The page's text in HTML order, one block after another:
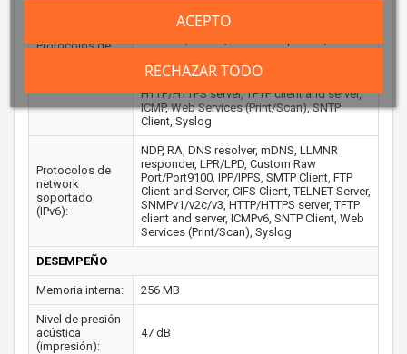
Protocolos de
WINS/ NetBIOS name resolution, DNS
Client, IPP/IPPS, FTP Client and Server, CIFS
Client, TELNET Server, SNMPv1/v2c/v3,
HTTP/HTTPS server, TFTP client and server,
ICMP, Web Services (Print/Scan), SNTP
Client, Syslog
Protocolos de
network
soportado
(IPv6):
NDP, RA, DNS resolver, mDNS, LLMNR
responder, LPR/LPD, Custom Raw
Port/Port9100, IPP/IPPS, SMTP Client, FTP
Client and Server, CIFS Client, TELNET Server,
SNMPv1/v2c/v3, HTTP/HTTPS server, TFTP
client and server, ICMPv6, SNTP Client, Web
Services (Print/Scan), Syslog
DESEMPEÑO
Memoria interna: 256 MB
Nivel de presión
acústica
(impresión):
47 dB
RECHAZAR TODO
ACEPTO